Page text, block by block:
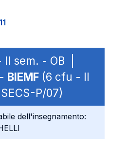
11
sem. - OB |
BIEMF (6 cfu - II
P/07)
dell'insegnamento: